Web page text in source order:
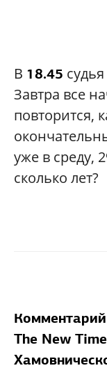
В 18.45
Завтра все
повторится,
уже в среду,
сколько лет?
The New